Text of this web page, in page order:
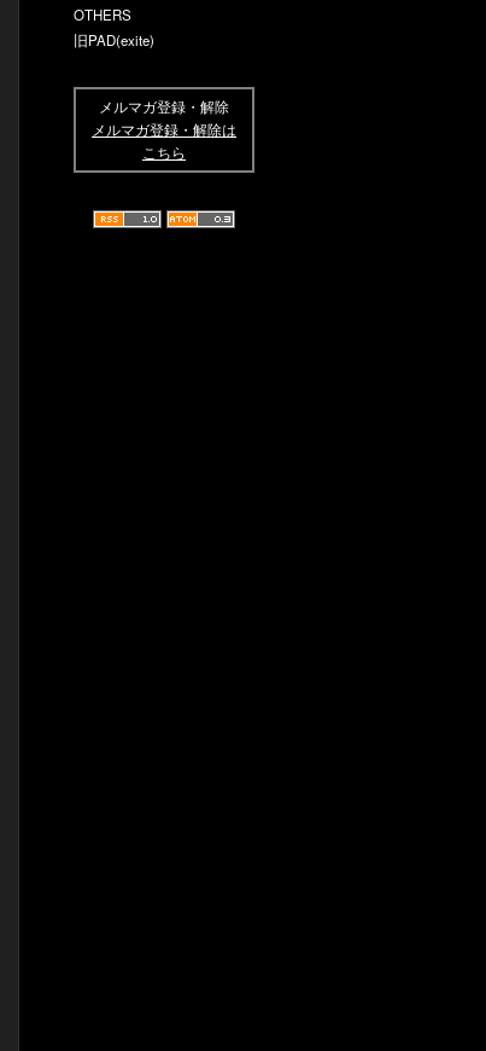
OTHERS
旧PAD(exite)
メルマガ登録・解除
メルマガ登録・解除は
こちら